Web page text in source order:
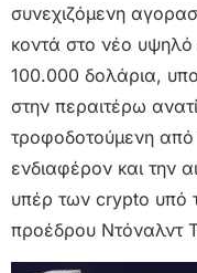
συνεχιζόμενη
κοντά στο νέο υψηλό
100.000 δολάρια,
στην περαιτέρω
τροφοδοτούμενη
ενδιαφέρον και την
υπέρ των crypto υπό
προέδρου Ντόναλντ